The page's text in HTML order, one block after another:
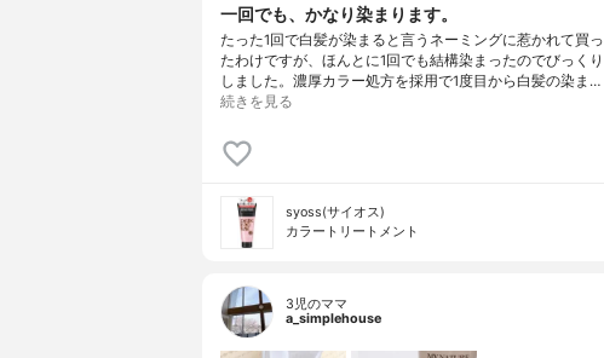
一回でも、かなり染まります。
たった1回で白髪が染まると言うネーミングに惹かれて買っ
たわけですが、ほんとに1回でも結構染まったのでびっくり
しました。濃厚カラー処方を採用で1度目から白髪の染ま…
続きを見る
syoss(サイオス)
カラートリートメント
3児のママ
a_simplehouse